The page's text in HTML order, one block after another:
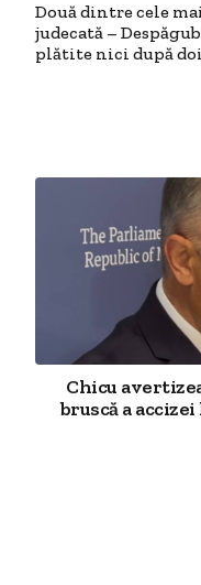
Două dintre cele
judecată –
plătite nici după
Chicu
bruscă a